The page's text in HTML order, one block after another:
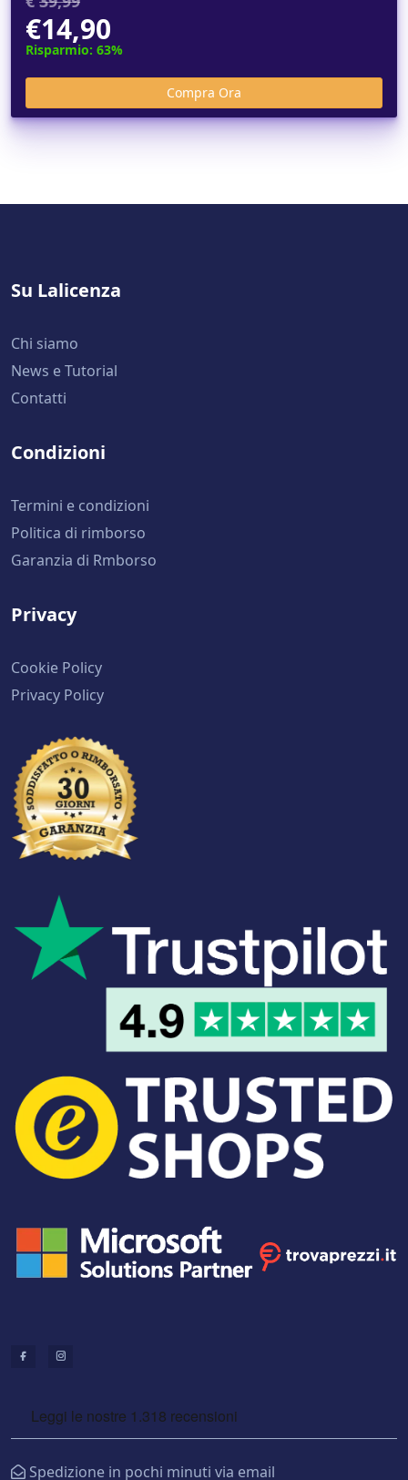
€14,90
Risparmio: 63%
Su Lalicenza
Chi siamo
News e Tutorial
Contatti
Condizioni
Termini e condizioni
Politica di rimborso
Garanzia di Rmborso
Privacy
Cookie Policy
Privacy Policy
Spedizione in pochi minuti via email